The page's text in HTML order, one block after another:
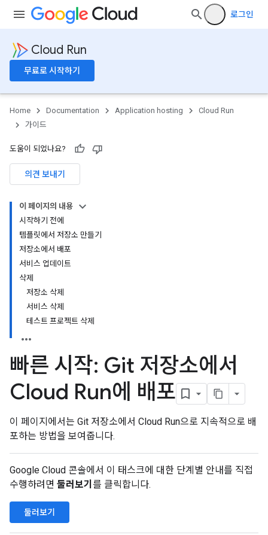
로그인
Cloud Run
무료로 시작하기
Home Documentation Application hosting
Cloud Run
가이드
도움이 되었나요?
의견 보내기
이 페이지의 내용
시작하기 전에
템플릿에서 저장소 만들기
저장소에서 배포
서비스 업데이트
삭제
저장소 삭제
서비스 삭제
테스트 프로젝트 삭제
빠른 시작: Git 저장소에서
Cloud Run에 배포
이 페이지에서는 Git 저장소에서 Cloud Run으로 지속적으로 배
포하는 방법을 보여줍니다.
Google Cloud 콘솔에서 이 태스크에 대한 단계별 안내를 직접
수행하려면 둘러보기 를 클릭합니다.
둘러보기